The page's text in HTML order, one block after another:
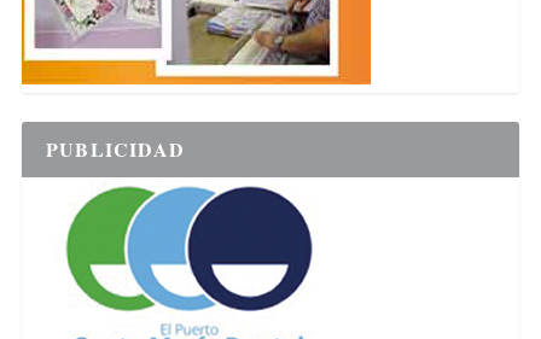
PUBLICIDAD